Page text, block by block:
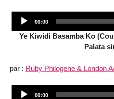
Current
00:00
Ye Kiwidi Basamba Ko
Palata
par : Ruby Philogene & London
Current
00:00